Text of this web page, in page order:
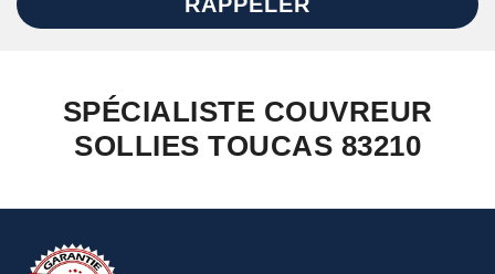
SPÉCIALISTE COUVREUR
SOLLIES TOUCAS 83210